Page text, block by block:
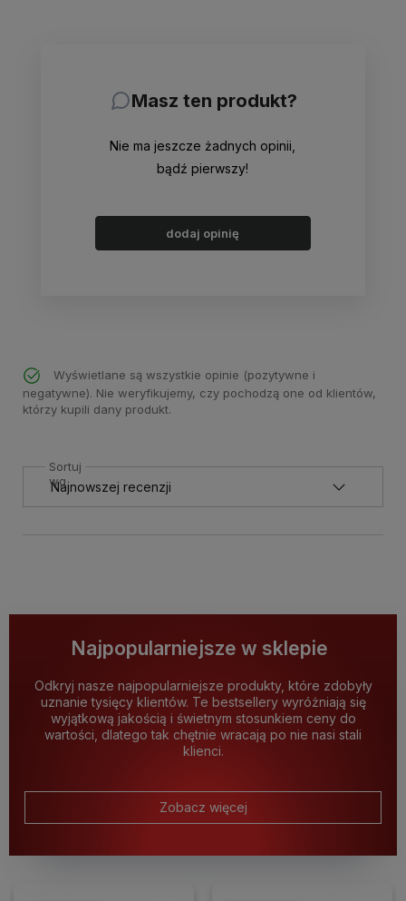
Masz ten produkt?
Nie ma jeszcze żadnych opinii,
bądź pierwszy!
dodaj opinię
Wyświetlane są wszystkie opinie (pozytywne i
negatywne). Nie weryfikujemy, czy pochodzą one od klientów,
którzy kupili dany produkt.
Sortuj
wg
Najpopularniejsze w sklepie
Odkryj nasze najpopularniejsze produkty, które zdobyły
uznanie tysięcy klientów. Te bestsellery wyróżniają się
wyjątkową jakością i świetnym stosunkiem ceny do
wartości, dlatego tak chętnie wracają po nie nasi stali
klienci.
Zobacz więcej